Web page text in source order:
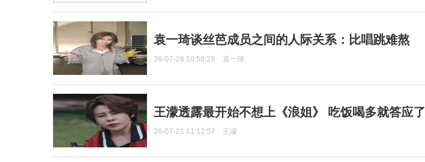
袁一琦谈丝芭成员之间的人际关系：比唱跳难熬
26-07-28 10:58:28 袁一琦
王濛透露最开始不想上《浪姐》 吃饭喝多就答应了
26-07-21 11:12:57 王濛